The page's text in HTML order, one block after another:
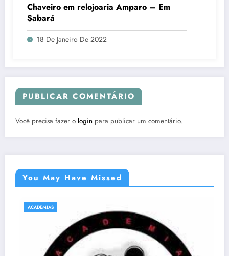
Chaveiro em relojoaria Amparo – Em
Sabará
18 De Janeiro De 2022
PUBLICAR COMENTÁRIO
Você precisa fazer o login para publicar um comentário.
You May Have Missed